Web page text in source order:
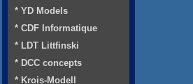
* YD Models
* CDF Informatique
* LDT Littfinski
* DCC concepts
* Krois-Modell